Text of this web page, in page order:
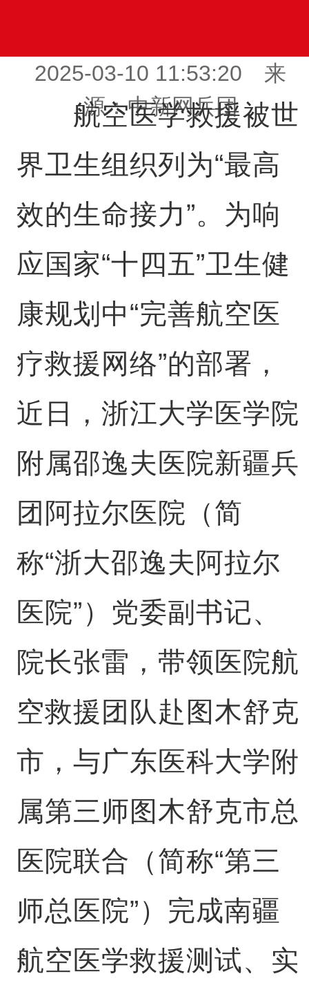
2025-03-10 11:53:20 来
源：中新网兵团
航空医学救援被世
界卫生组织列为“最高
效的生命接力”。为响
应国家“十四五”卫生健
康规划中“完善航空医
疗救援网络”的部署，
近日，浙江大学医学院
附属邵逸夫医院新疆兵
团阿拉尔医院（简
称“浙大邵逸夫阿拉尔
医院”）党委副书记、
院长张雷，带领医院航
空救援团队赴图木舒克
市，与广东医科大学附
属第三师图木舒克市总
医院联合（简称“第三
师总医院”）完成南疆
航空医学救援测试、实